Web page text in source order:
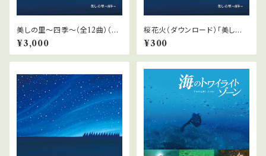
美しの里〜四季〜（全12曲）（ダ
ウンロード）
¥3,000
桜花火（ダウンロード）「美しの
里〜四季」より
¥300